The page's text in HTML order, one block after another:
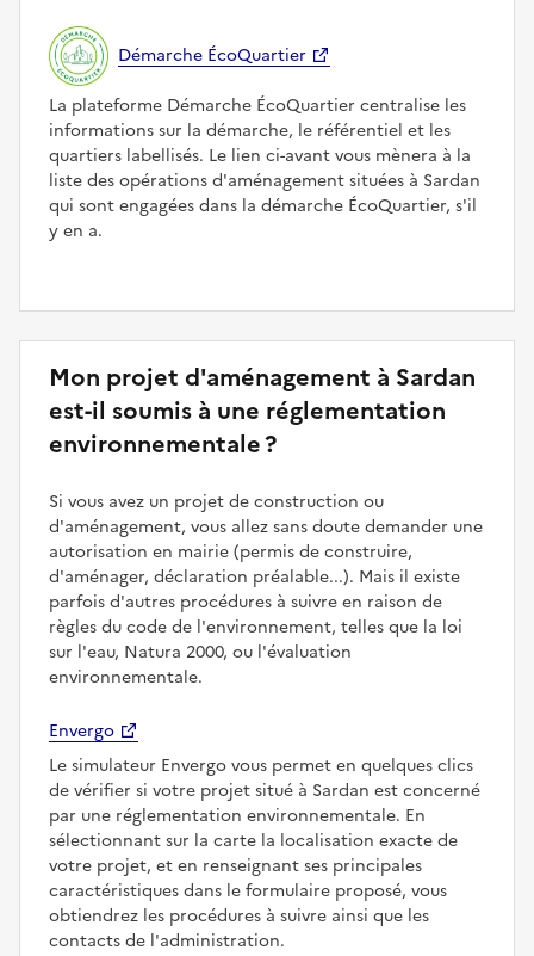
Démarche ÉcoQuartier
La plateforme Démarche ÉcoQuartier centralise les
informations sur la démarche, le référentiel et les
quartiers labellisés. Le lien ci-avant vous mènera à la
liste des opérations d'aménagement situées à Sardan
qui sont engagées dans la démarche ÉcoQuartier, s'il
y en a.
Mon projet d'aménagement à Sardan
est-il soumis à une réglementation
environnementale ?
Si vous avez un projet de construction ou
d'aménagement, vous allez sans doute demander une
autorisation en mairie (permis de construire,
d'aménager, déclaration préalable...). Mais il existe
parfois d'autres procédures à suivre en raison de
règles du code de l'environnement, telles que la loi
sur l'eau, Natura 2000, ou l'évaluation
environnementale.
Envergo
Le simulateur Envergo vous permet en quelques clics
de vérifier si votre projet situé à Sardan est concerné
par une réglementation environnementale. En
sélectionnant sur la carte la localisation exacte de
votre projet, et en renseignant ses principales
caractéristiques dans le formulaire proposé, vous
obtiendrez les procédures à suivre ainsi que les
contacts de l'administration.